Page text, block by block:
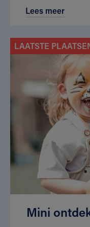
Lees meer
LAATSTE
Mini